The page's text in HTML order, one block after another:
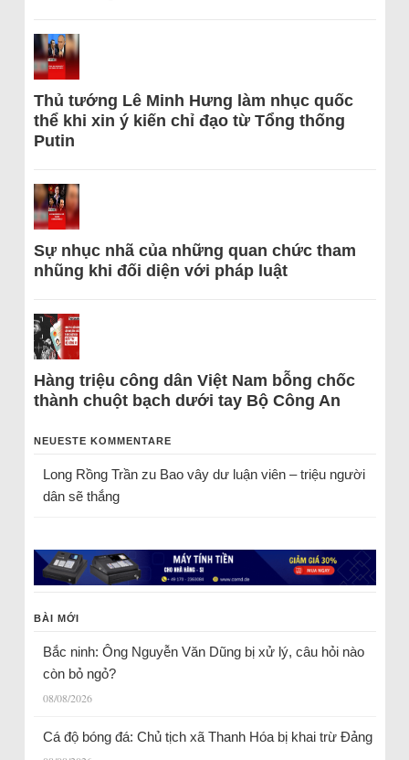
Thủ tướng Lê Minh Hưng làm nhục quốc
thể khi xin ý kiến chỉ đạo từ Tổng thống
Putin
Sự nhục nhã của những quan chức tham
nhũng khi đối diện với pháp luật
Hàng triệu công dân Việt Nam bỗng chốc
thành chuột bạch dưới tay Bộ Công An
NEUESTE KOMMENTARE
Long Rồng Trầnzu Bao vây dư luận viên – triệu người
dân sẽ thắng
BÀI MỚI
Bắc ninh: Ông Nguyễn Văn Dũng bị xử lý, câu hỏi nào
còn bỏ ngỏ?
08/08/2026
Cá độ bóng đá: Chủ tịch xã Thanh Hóa bị khai trừ Đảng